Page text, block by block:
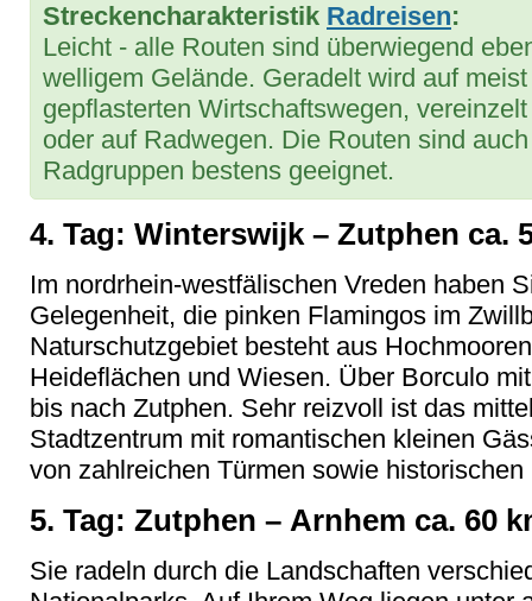
Streckencharakteristik Radreisen:
Leicht - alle Routen sind überwiegend
welligem Gelände. Geradelt wird auf
gepflasterten Wirtschaftswegen,
oder auf Radwegen. Die Routen sind
Radgruppen bestens geeignet.
4. Tag: Winterswijk – Zutphen ca.
Im nordrhein-westfälischen Vreden haben
Gelegenheit, die pinken Flamingos im
Naturschutzgebiet besteht aus
Heideflächen und Wiesen. Über Borculo
bis nach Zutphen. Sehr reizvoll ist das
Stadtzentrum mit romantischen kleinen
von zahlreichen Türmen sowie
5. Tag: Zutphen – Arnhem ca. 60
Sie radeln durch die Landschaften